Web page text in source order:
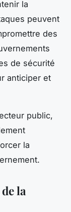
la
peuvent
des
de sécurité
anticiper et
public,
la
la